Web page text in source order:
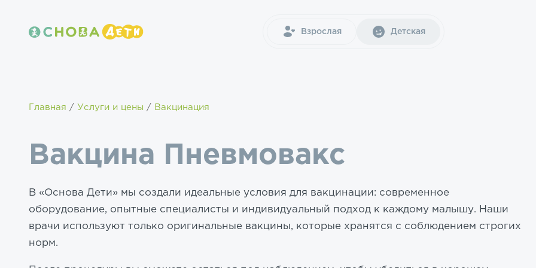
Взрослая Детская
Главная Услуги и цены Вакцинация
Вакцина Пневмовакс
В «Основа Дети» мы создали идеальные условия для вакцинации: современное
оборудование, опытные специалисты и индивидуальный подход к каждому малышу. Наши
врачи используют только оригинальные вакцины, которые хранятся с соблюдением строгих
норм.